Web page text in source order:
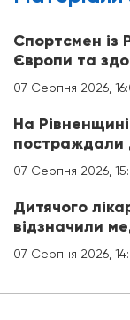
Спортсмен із
Європи та
07 Серпня 2026,
На
постраждали
07 Серпня 2026,
Дитячого
відзначили
07 Серпня 2026,